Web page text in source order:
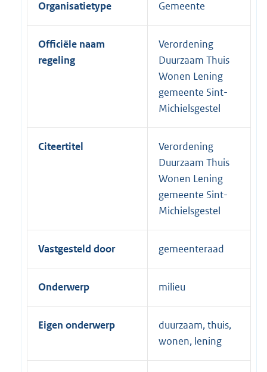
Organisatietype Gemeente
Officiële naam
regeling
Verordening
Duurzaam Thuis
Wonen Lening
gemeente Sint-
Michielsgestel
Citeertitel
Verordening
Duurzaam Thuis
Wonen Lening
gemeente Sint-
Michielsgestel
Vastgesteld door gemeenteraad
Onderwerp milieu
Eigen onderwerp
duurzaam, thuis,
wonen, lening